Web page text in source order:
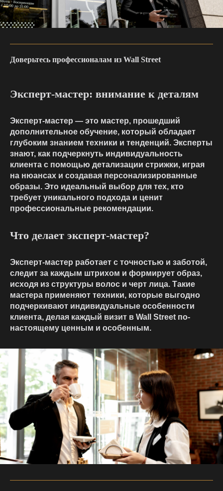
Доверьтесь профессионалам из Wall Street
Эксперт-мастер: внимание к деталям
Эксперт-мастер — это мастер, прошедший
дополнительное обучение, который обладает
глубоким знанием техники и тенденций. Эксперты
знают, как подчеркнуть индивидуальность
клиента с помощью детализации стрижки, играя
на нюансах и создавая персонализированные
образы. Это идеальный выбор для тех, кто
требует уникального подхода и ценит
профессиональные рекомендации.
Что делает эксперт-мастер?
Эксперт-мастер работает с точностью и заботой,
следит за каждым штрихом и формирует образ,
исходя из структуры волос и черт лица. Такие
мастера применяют техники, которые выгодно
подчеркивают индивидуальные особенности
клиента, делая каждый визит в Wall Street по-
настоящему ценным и особенным.